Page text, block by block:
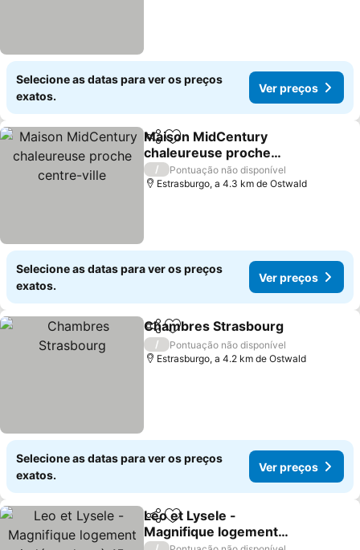
Selecione as datas para ver os preços
exatos.
Ver preços
PartilharAdicionar aos favoritos
Maison MidCentury
chaleureuse proche
centre-ville
/
Pontuação não disponível
Estrasburgo, a 4.3 km de Ostwald
Selecione as datas para ver os preços
exatos.
Ver preços
PartilharAdicionar aos favoritos
Chambres Strasbourg
/
Pontuação não disponível
Estrasburgo, a 4.2 km de Ostwald
Selecione as datas para ver os preços
exatos.
Ver preços
PartilharAdicionar aos favoritos
Leo et Lysele -
Magnifique logement